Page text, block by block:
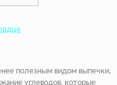
полезным видом выпечки,
углеводов, которые